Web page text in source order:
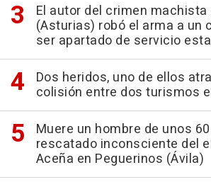
El autor del crimen machista
(Asturias) robó el arma a un
ser apartado de servicio
Dos heridos, uno de ellos
colisión entre dos turismos
Muere un hombre de unos
rescatado inconsciente del
Aceña en Peguerinos (Ávila)